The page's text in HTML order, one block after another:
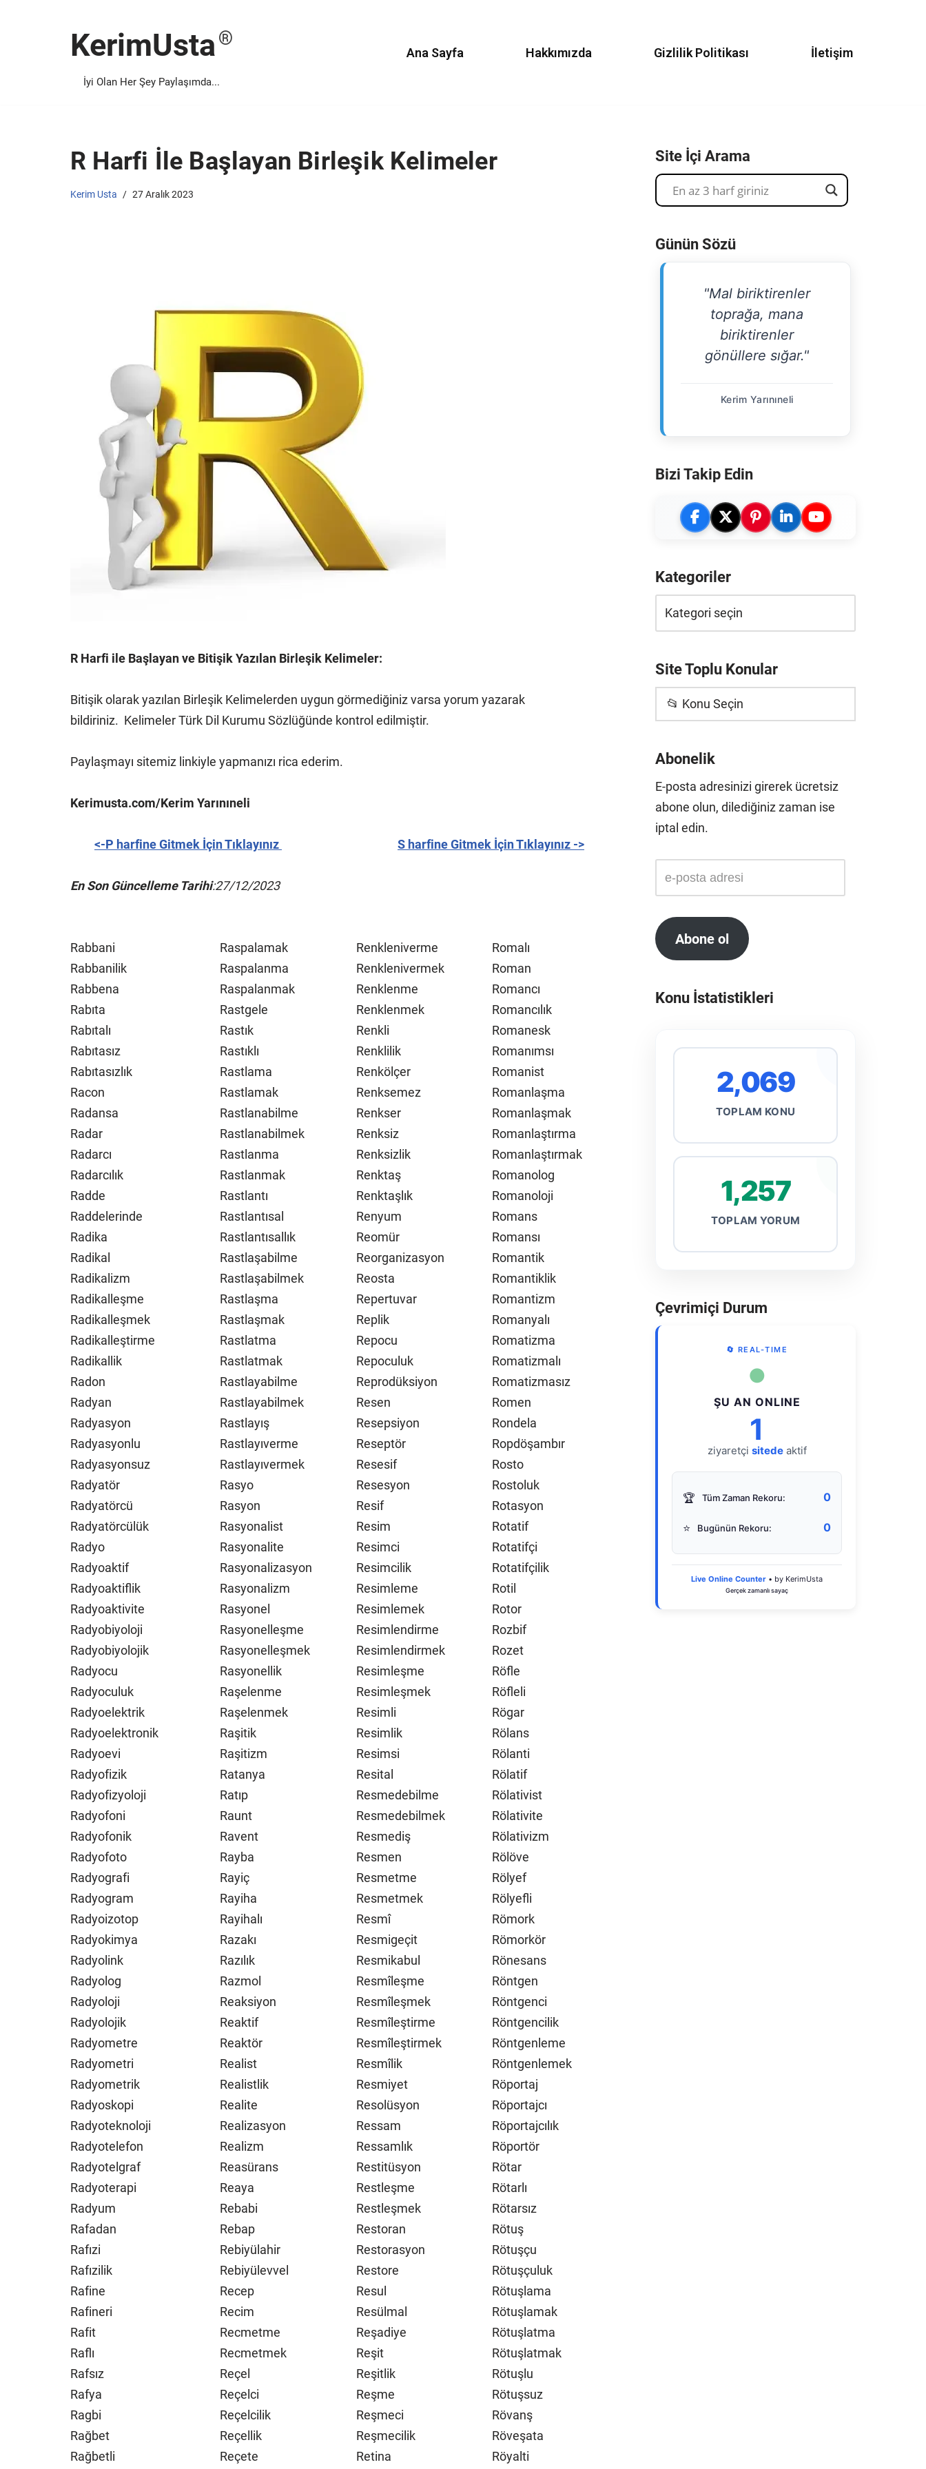
KerimUsta
İyi Olan Her Şey Paylaşımda...
Ana Sayfa Hakkımızda Gizlilik Politikası İletişim
R Harfi İle Başlayan Birleşik Kelimeler
Kerim Usta 27 Aralık 2023
R Harfi ile Başlayan ve Bitişik Yazılan Birleşik Kelimeler:
Bitişik olarak yazılan Birleşik Kelimelerden uygun görmediğiniz varsa yorum yazarak
bildiriniz. Kelimeler Türk Dil Kurumu Sözlüğünde kontrol edilmiştir.
Paylaşmayı sitemiz linkiyle yapmanızı rica ederim.
Kerimusta.com/Kerim Yarınıneli
<-P harfine Gitmek İçin Tıklayınız S harfine Gitmek İçin Tıklayınız ->
En Son Güncelleme Tarihi:27/12/2023
Rabbani
Rabbanilik
Rabbena
Rabıta
Rabıtalı
Rabıtasız
Rabıtasızlık
Racon
Radansa
Radar
Radarcı
Radarcılık
Radde
Raddelerinde
Radika
Radikal
Radikalizm
Radikalleşme
Radikalleşmek
Radikalleştirme
Radikallik
Radon
Radyan
Radyasyon
Radyasyonlu
Radyasyonsuz
Radyatör
Radyatörcü
Radyatörcülük
Radyo
Radyoaktif
Radyoaktiflik
Radyoaktivite
Radyobiyoloji
Radyobiyolojik
Radyocu
Radyoculuk
Radyoelektrik
Radyoelektronik
Radyoevi
Radyofizik
Radyofizyoloji
Radyofoni
Radyofonik
Radyofoto
Radyografi
Radyogram
Radyoizotop
Radyokimya
Radyolink
Radyolog
Radyoloji
Radyolojik
Radyometre
Radyometri
Radyometrik
Radyoskopi
Radyoteknoloji
Radyotelefon
Radyotelgraf
Radyoterapi
Radyum
Rafadan
Rafızi
Rafızilik
Rafine
Rafineri
Rafit
Raflı
Rafsız
Rafya
Ragbi
Rağbet
Rağbetli
Raspalamak
Raspalanma
Raspalanmak
Rastgele
Rastık
Rastıklı
Rastlama
Rastlamak
Rastlanabilme
Rastlanabilmek
Rastlanma
Rastlanmak
Rastlantı
Rastlantısal
Rastlantısallık
Rastlaşabilme
Rastlaşabilmek
Rastlaşma
Rastlaşmak
Rastlatma
Rastlatmak
Rastlayabilme
Rastlayabilmek
Rastlayış
Rastlayıverme
Rastlayıvermek
Rasyo
Rasyon
Rasyonalist
Rasyonalite
Rasyonalizasyon
Rasyonalizm
Rasyonel
Rasyonelleşme
Rasyonelleşmek
Rasyonellik
Raşelenme
Raşelenmek
Raşitik
Raşitizm
Ratanya
Ratıp
Raunt
Ravent
Rayba
Rayiç
Rayiha
Rayihalı
Razakı
Razılık
Razmol
Reaksiyon
Reaktif
Reaktör
Realist
Realistlik
Realite
Realizasyon
Realizm
Reasürans
Reaya
Rebabi
Rebap
Rebiyülahir
Rebiyülevvel
Recep
Recim
Recmetme
Recmetmek
Reçel
Reçelci
Reçelcilik
Reçellik
Reçete
Renkleniverme
Renklenivermek
Renklenme
Renklenmek
Renkli
Renklilik
Renkölçer
Renksemez
Renkser
Renksiz
Renksizlik
Renktaş
Renktaşlık
Renyum
Reomür
Reorganizasyon
Reosta
Repertuvar
Replik
Repocu
Repoculuk
Reprodüksiyon
Resen
Resepsiyon
Reseptör
Resesif
Resesyon
Resif
Resim
Resimci
Resimcilik
Resimleme
Resimlemek
Resimlendirme
Resimlendirmek
Resimleşme
Resimleşmek
Resimli
Resimlik
Resimsi
Resital
Resmedebilme
Resmedebilmek
Resmediş
Resmen
Resmetme
Resmetmek
Resmî
Resmigeçit
Resmikabul
Resmîleşme
Resmîleşmek
Resmîleştirme
Resmîleştirmek
Resmîlik
Resmiyet
Resolüsyon
Ressam
Ressamlık
Restitüsyon
Restleşme
Restleşmek
Restoran
Restorasyon
Restore
Resul
Resülmal
Reşadiye
Reşit
Reşitlik
Reşme
Reşmeci
Reşmecilik
Retina
Romalı
Roman
Romancı
Romancılık
Romanesk
Romanımsı
Romanist
Romanlaşma
Romanlaşmak
Romanlaştırma
Romanlaştırmak
Romanolog
Romanoloji
Romans
Romansı
Romantik
Romantiklik
Romantizm
Romanyalı
Romatizma
Romatizmalı
Romatizmasız
Romen
Rondela
Ropdöşambır
Rosto
Rostoluk
Rotasyon
Rotatif
Rotatifçi
Rotatifçilik
Rotil
Rotor
Rozbif
Rozet
Röfle
Röfleli
Rögar
Rölans
Rölanti
Rölatif
Rölativist
Rölativite
Rölativizm
Rölöve
Rölyef
Rölyefli
Römork
Römorkör
Rönesans
Röntgen
Röntgenci
Röntgencilik
Röntgenleme
Röntgenlemek
Röportaj
Röportajcı
Röportajcılık
Röportör
Rötar
Rötarlı
Rötarsız
Rötuş
Rötuşçu
Rötuşçuluk
Rötuşlama
Rötuşlamak
Rötuşlatma
Rötuşlatmak
Rötuşlu
Rötuşsuz
Rövanş
Röveşata
Röyalti
Site İçi Arama
Günün Sözü
"Mal biriktirenler
toprağa, mana
biriktirenler
gönüllere sığar."
Kerim Yarınıneli
Bizi Takip Edin
Kategoriler
Site Toplu Konular
📂 Konu Seçin
Abonelik
E-posta adresinizi girerek ücretsiz
abone olun, dilediğiniz zaman ise
iptal edin.
Abone ol
Konu İstatistikleri
2,069
TOPLAM KONU
1,257
TOPLAM YORUM
Çevrimiçi Durum
🔄 REAL-TIME
●
ŞU AN ONLINE
1
ziyaretçi sitedeaktif
🏆 Tüm Zaman Rekoru: 0
⭐ Bugünün Rekoru: 0
Live Online Counter • by KerimUsta
Gerçek zamanlı sayaç